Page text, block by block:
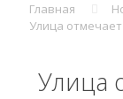
Главная
Улица
Улица